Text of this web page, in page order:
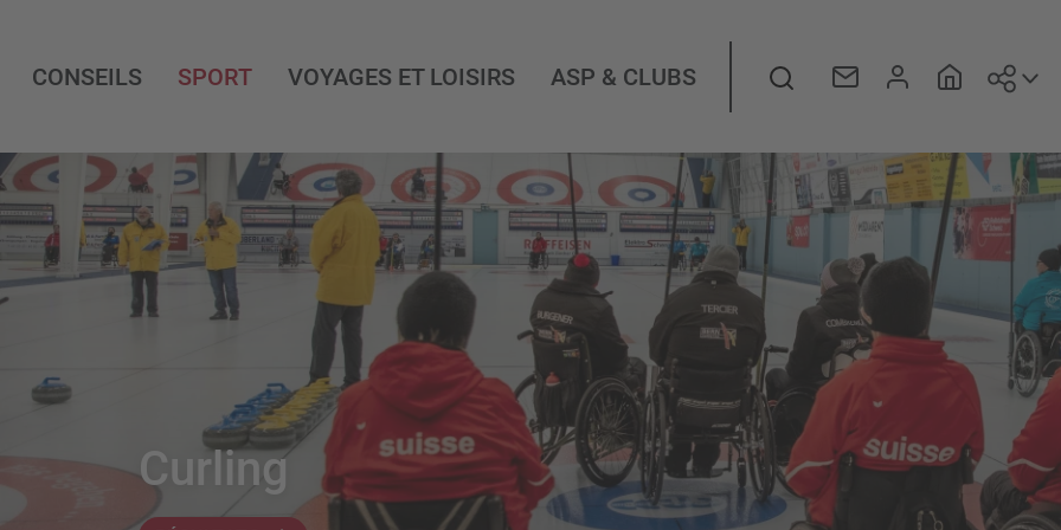
CONSEILS SPORT VOYAGES ET LOISIRS ASP & CLUBS Rechercher
Curling